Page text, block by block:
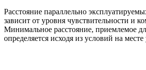
Расстояние параллельно
зависит от уровня чувствительности и
Минимальное расстояние, приемлемое
определяется исходя из условий на месте